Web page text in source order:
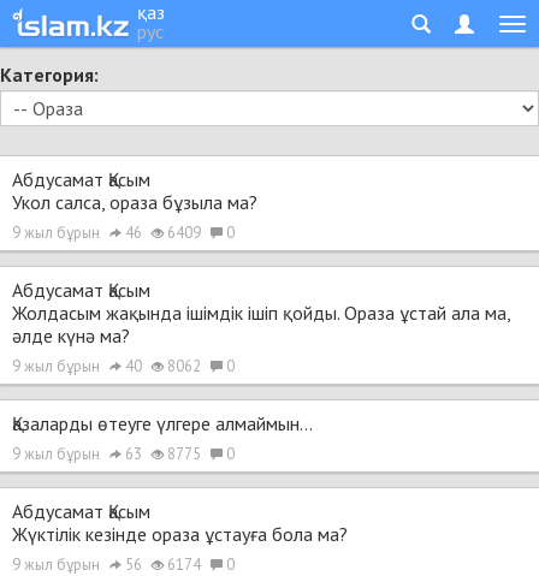
қаз
рус
Категория:
Абдусамат Қасым
Укол салса, ораза бұзыла ма?
9 жыл бұрын 46 6409 0
Абдусамат Қасым
Жолдасым жақында ішімдік ішіп қойды. Ораза ұстай ала ма,
әлде күнә ма?
9 жыл бұрын 40 8062 0
Қазаларды өтеуге үлгере алмаймын...
9 жыл бұрын 63 8775 0
Абдусамат Қасым
Жүктілік кезінде ораза ұстауға бола ма?
9 жыл бұрын 56 6174 0